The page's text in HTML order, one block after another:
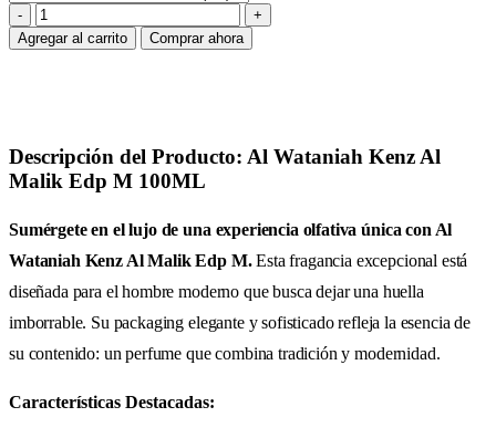
-
+
Agregar al carrito
Comprar ahora
Descripción del Producto: Al Wataniah Kenz Al
Malik Edp M 100ML
Sumérgete en el lujo de una experiencia olfativa única con Al
Wataniah Kenz Al Malik Edp M.Esta fragancia excepcional está
diseñada para el hombre moderno que busca dejar una huella
imborrable. Su packaging elegante y sofisticado refleja la esencia de
su contenido: un perfume que combina tradición y modernidad.
Características Destacadas: